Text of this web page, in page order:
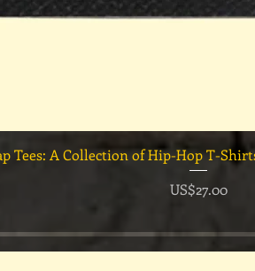
快速瀏覽
Tees: A Collection of Hip-Hop T-
價格
US$27.00